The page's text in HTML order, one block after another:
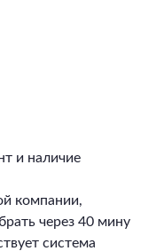
и наличие
компании,
через 40 мину
система